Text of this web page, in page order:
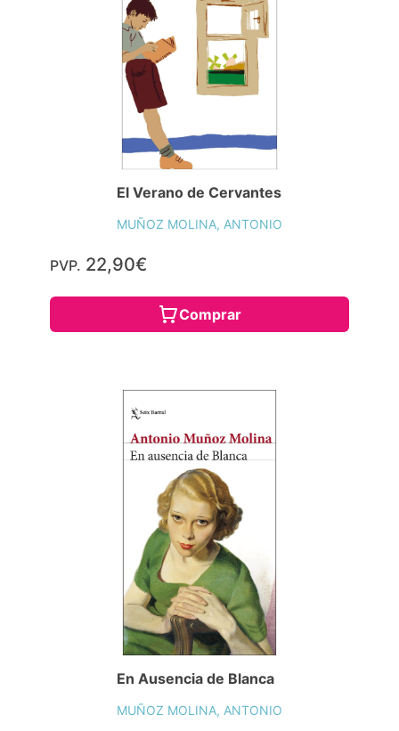
El Verano de Cervantes
MUÑOZ MOLINA, ANTONIO
PVP. 22,90€
Comprar
En Ausencia de Blanca
MUÑOZ MOLINA, ANTONIO